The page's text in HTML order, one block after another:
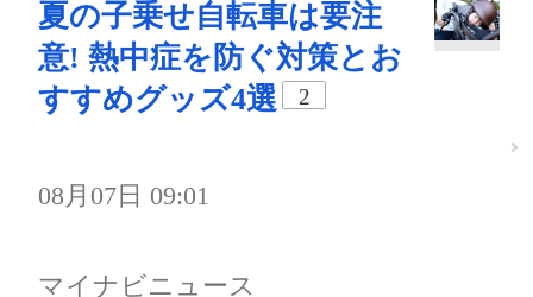
夏の子乗せ自転車は要注
意! 熱中症を防ぐ対策とお
すすめグッズ4選
2
08月07日 09:01
マイナビニュース